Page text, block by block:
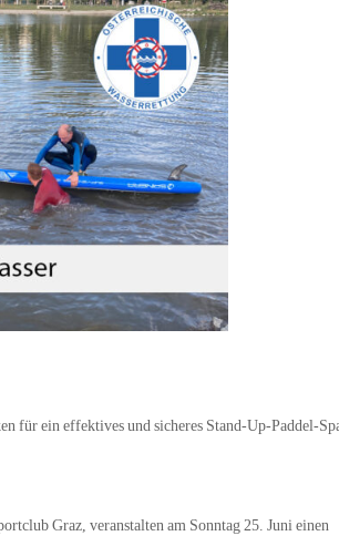
für ein effektives und sicheres Stand-Up-Paddel-
Graz, veranstalten am Sonntag 25. Juni einen